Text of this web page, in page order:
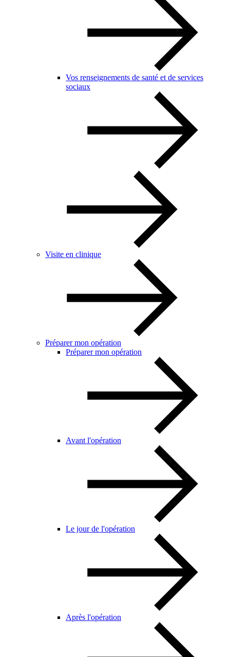
Vos renseignements de santé et de services
sociaux
Visite en clinique
Préparer mon opération
Préparer mon opération
Avant l'opération
Le jour de l'opération
Après l'opération